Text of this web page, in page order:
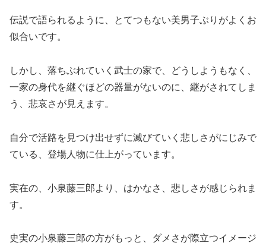
伝説で語られるように、とてつもない美男子ぶりがよくお
似合いです。
しかし、落ちぶれていく武士の家で、どうしようもなく、
一家の身代を継ぐほどの器量がないのに、継がされてしま
う、悲哀さが見えます。
自分で活路を見つけ出せずに滅びていく悲しさがにじみで
ている、登場人物に仕上がっています。
実在の、小泉藤三郎より、はかなさ、悲しさが感じられま
す。
史実の小泉藤三郎の方がもっと、ダメさが際立つイメージ